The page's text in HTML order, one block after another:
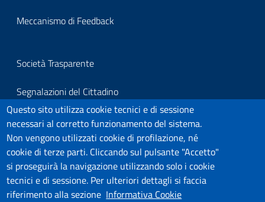
Meccanismo di Feedback
Block
it-
block-
footersegnalazioni
Società Trasparente
Segnalazioni del Cittadino
Per segnalazioni all'Organo Di Vigilanza
Link Utili
Covid-19
Questo sito utilizza cookie tecnici e di sessione
necessari al corretto funzionamento del sistema.
Non vengono utilizzati cookie di profilazione, né
cookie di terze parti. Cliccando sul pulsante "Accetto"
si proseguirà la navigazione utilizzando solo i cookie
tecnici e di sessione. Per ulteriori dettagli si faccia
riferimento alla sezione Informativa Cookie